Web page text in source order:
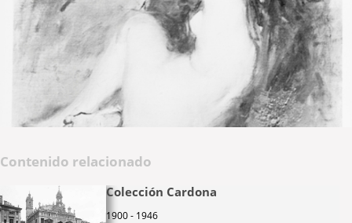
Contenido relacionado
Colección Cardona
1900 - 1946